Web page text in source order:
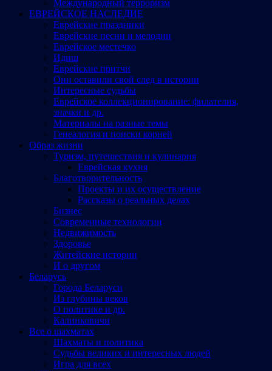
Международный терроризм
ЕВРЕЙСКОЕ НАСЛЕДИЕ
Еврейские праздники
Еврейские песни и мелодии
Еврейское местечко
Идиш
Еврейские притчи
Они оставили свой след в истории
Интересные судьбы
Еврейское коллекционирование: филателия,
значки и др.
Материалы на разные темы
Генеалогия и поиски корней
Образ жизни
Туризм, путешествия и кулинария
Еврейская кухня
Благотворительность
Проекты и их осуществление
Рассказы о реальных делах
Бизнес
Современные технологии
Недвижимость
Здоровье
Житейские истории
И о другом
Беларусь
Города Беларуси
Из глубины веков
О политике и др.
Калинковичи
Все о шахматах
Шахматы и политика
Судьбы великих и интересных людей
Игра для всех